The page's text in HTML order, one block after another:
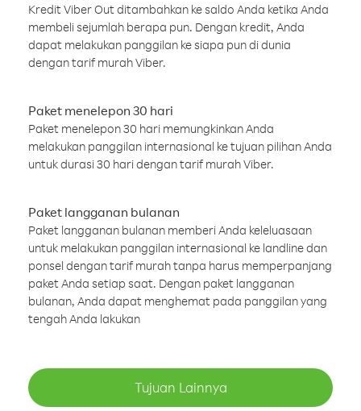
Kredit Viber Out ditambahkan ke saldo Anda ketika Anda
membeli sejumlah berapa pun. Dengan kredit, Anda
dapat melakukan panggilan ke siapa pun di dunia
dengan tarif murah Viber.
Paket menelepon 30 hari
Paket menelepon 30 hari memungkinkan Anda
melakukan panggilan internasional ke tujuan pilihan Anda
untuk durasi 30 hari dengan tarif murah Viber.
Paket langganan bulanan
Paket langganan bulanan memberi Anda keleluasaan
untuk melakukan panggilan internasional ke landline dan
ponsel dengan tarif murah tanpa harus memperpanjang
paket Anda setiap saat. Dengan paket langganan
bulanan, Anda dapat menghemat pada panggilan yang
tengah Anda lakukan
Tujuan Lainnya